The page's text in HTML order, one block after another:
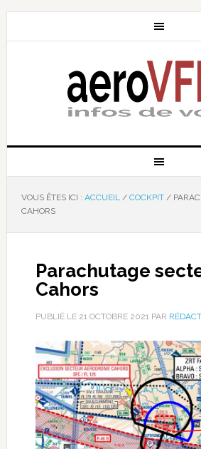
VOUS ÊTES ICI : ACCUEIL / COCKPIT /
CAHORS
Parachutage
Cahors
PUBLIÉ LE 21 OCTOBRE 2021PAR